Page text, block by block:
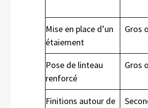
Mise en place d’un
étaiement
Gros
Pose de linteau
renforcé
Gros
Finitions autour de